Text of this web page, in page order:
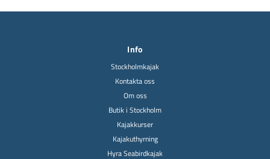
Info
Stockholmkajak
Kontakta oss
Om oss
Butik i Stockholm
Kajakkurser
Kajakuthyrning
Hyra Seabirdkajak